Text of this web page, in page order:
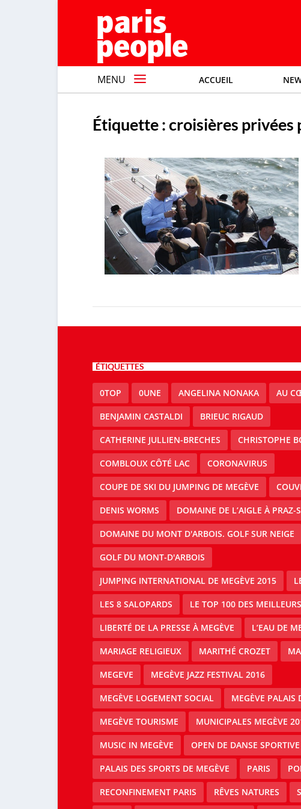
MENU ACCUEIL
Étiquette :croisières privées
ÉTIQUETTES
0TOP 0UNE ANGELINA NONAKA AU
BENJAMIN CASTALDI BRIEUC RIGAUD
CATHERINE JULLIEN-BRECHES CHRISTOPHE
COMBLOUX CÔTÉ LAC CORONAVIRUS
COUPE DE SKI DU JUMPING DE MEGÈVE
DENIS WORMS DOMAINE DE L’AIGLE À PRAZ-
DOMAINE DU MONT D'ARBOIS. GOLF SUR NEIGE
GOLF DU MONT-D'ARBOIS
JUMPING INTERNATIONAL DE MEGÈVE 2015
LES 8 SALOPARDS LE TOP 100 DES
LIBERTÉ DE LA PRESSE À MEGÈVE L’EAU DE
MARIAGE RELIGIEUX MARITHÉ CROZET
MEGEVE MEGÈVE JAZZ FESTIVAL 2016
MEGÈVE LOGEMENT SOCIAL MEGÈVE PALAIS
MEGÈVE TOURISME MUNICIPALES MEGÈVE
MUSIC IN MEGÈVE OPEN DE DANSE SPORTIVE
PALAIS DES SPORTS DE MEGÈVE PARIS
RECONFINEMENT PARIS RÊVES NATURES